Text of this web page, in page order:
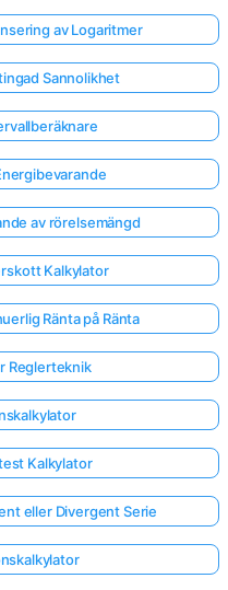
av Logaritmer
Sannolikhet
av rörelsemängd
Kalkylator
Ränta på Ränta
Reglerteknik
Kalkylator
eller Divergent Serie